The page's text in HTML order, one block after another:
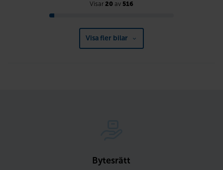
Visar 20 av 516
Visa fler bilar
Bytesrätt